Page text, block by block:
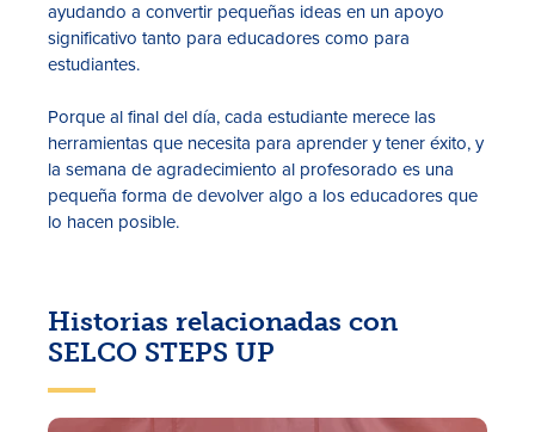
ayudando a convertir pequeñas ideas en un apoyo
significativo tanto para educadores como para
estudiantes.
Porque al final del día, cada estudiante merece las
herramientas que necesita para aprender y tener éxito, y
la semana de agradecimiento al profesorado es una
pequeña forma de devolver algo a los educadores que
lo hacen posible.
Historias relacionadas con
SELCO STEPS UP